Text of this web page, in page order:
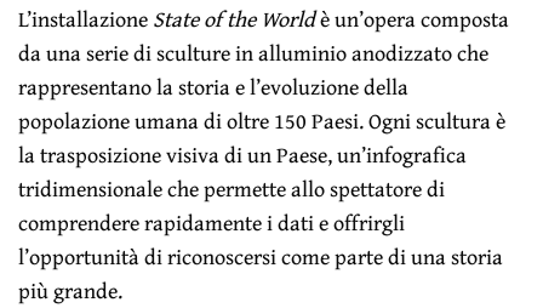
L’installazioneState of the Worldè un’opera composta
da una serie di sculture in alluminio anodizzato che
rappresentano la storia e l’evoluzione della
popolazione umana di oltre 150 Paesi. Ogni scultura è
la trasposizione visiva di un Paese, un’infografica
tridimensionale che permette allo spettatore di
comprendere rapidamente i dati e offrirgli
l’opportunità di riconoscersi come parte di una storia
più grande.